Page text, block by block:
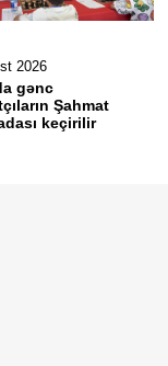
2026
gənc
Şahmat
keçirilir